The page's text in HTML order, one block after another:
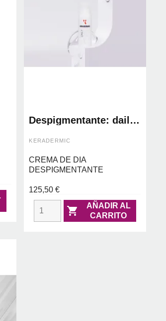
Despigmentante: daily
keradermic
KERADERMIC
CREMA DE DIA
DESPIGMENTANTE
125,50 €

AÑADIR AL
CARRITO